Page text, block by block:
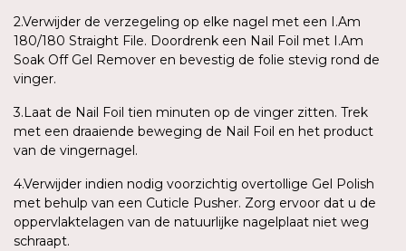
2.Verwijder de verzegeling op elke nagel met een I.Am
180/180 Straight File. Doordrenk een Nail Foil met I.Am
Soak Off Gel Remover en bevestig de folie stevig rond de
vinger.
3.Laat de Nail Foil tien minuten op de vinger zitten. Trek
met een draaiende beweging de Nail Foil en het product
van de vingernagel.
4.Verwijder indien nodig voorzichtig overtollige Gel Polish
met behulp van een Cuticle Pusher. Zorg ervoor dat u de
oppervlaktelagen van de natuurlijke nagelplaat niet weg
schraapt.